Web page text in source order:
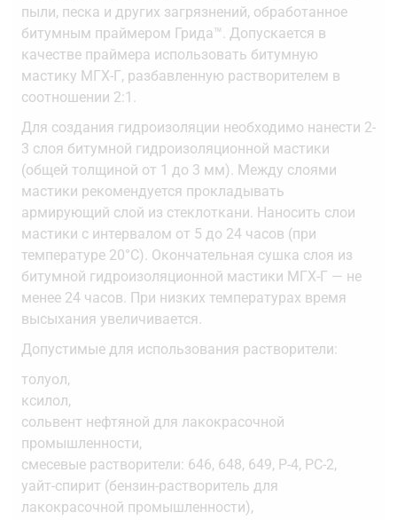
пыли, песка и других загрязнений, обработанное
битумным праймером Грида™. Допускается в
качестве праймера использовать битумную
мастику МГХ-Г, разбавленную растворителем в
соотношении 2:1.
Для создания гидроизоляции необходимо нанести 2-
3 слоя битумной гидроизоляционной мастики
(общей толщиной от 1 до 3 мм). Между слоями
мастики рекомендуется прокладывать
армирующий слой из стеклоткани. Наносить слои
мастики с интервалом от 5 до 24 часов (при
температуре 20°С). Окончательная сушка слоя из
битумной гидроизоляционной мастики МГХ-Г — не
менее 24 часов. При низких температурах время
высыхания увеличивается.
Допустимые для использования растворители:
толуол,
ксилол,
сольвент нефтяной для лакокрасочной
промышленности,
смесевые растворители: 646, 648, 649, Р-4, РС-2,
уайт-спирит (бензин-растворитель для
лакокрасочной промышленности),